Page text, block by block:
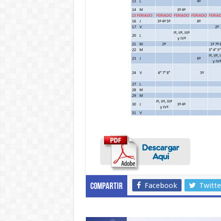
Compartir Facebook